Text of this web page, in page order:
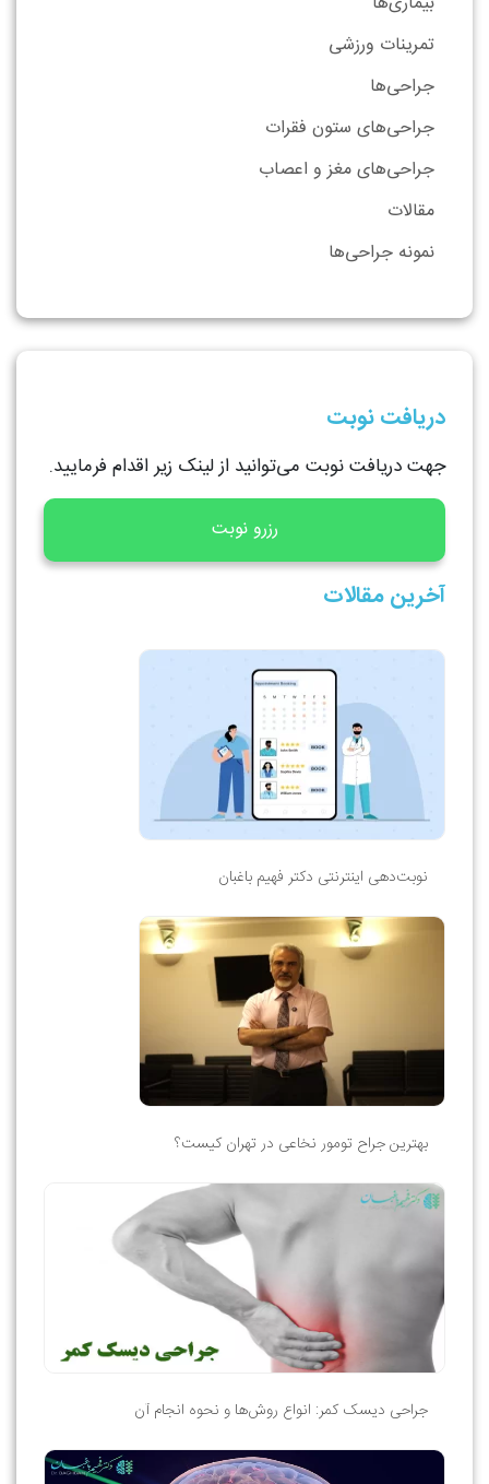
تمرینات ورزشی
جراحی‌ها
جراحی‌های ستون فقرات
جراحی‌های مغز و اعصاب
مقالات
نمونه جراحی‌ها
دریافت نوبت
جهت دریافت نوبت می‌توانید از لینک زیر اقدام فرمایید.
رزرو نوبت
آخرین مقالات
نوبت‌دهی اینترنتی دکتر فهیم باغبان
بهترین جراح تومور نخاعی در تهران کیست؟
جراحی دیسک کمر: انواع روش‌ها و نحوه انجام آن